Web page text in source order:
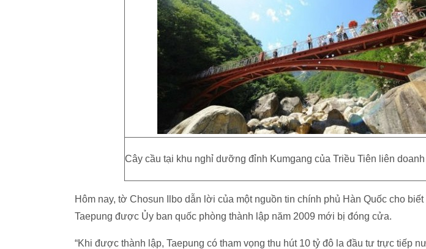
Cây cầu tại khu nghỉ dưỡng đỉnh Kumgang của Triều Tiên liên
Hôm nay, tờ Chosun Ilbo dẫn lời của một nguồn tin chính phủ Hàn Quốc cho
Taepung được Ủy ban quốc phòng thành lập năm 2009 mới bị đóng cửa.
“Khi được thành lập, Taepung có tham vọng thu hút 10 tỷ đô la đầu tư trực tiếp